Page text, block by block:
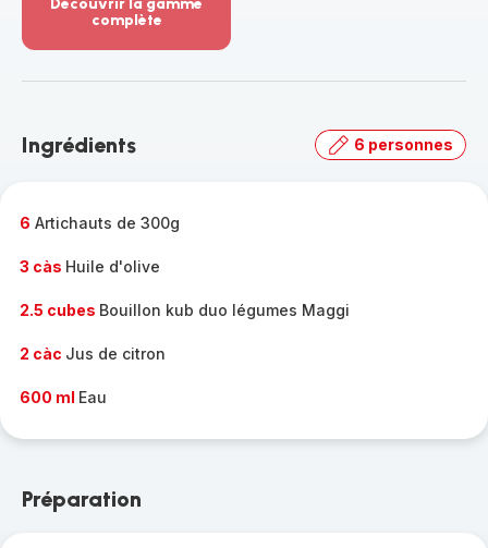
Découvrir la gamme
complète
-
gamme
Ingrédients 6 personnes
6 Artichauts de 300g
3 càs Huile d'olive
2.5 cubes Bouillon kub duo légumes Maggi
2 càc Jus de citron
600 ml Eau
Préparation